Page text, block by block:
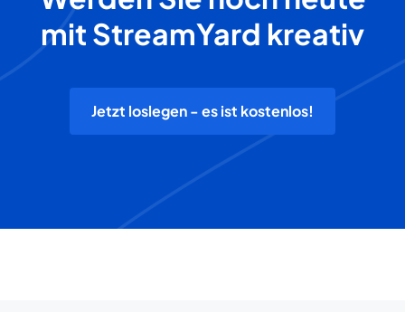
mit StreamYard kreativ
Jetzt loslegen - es ist kostenlos!